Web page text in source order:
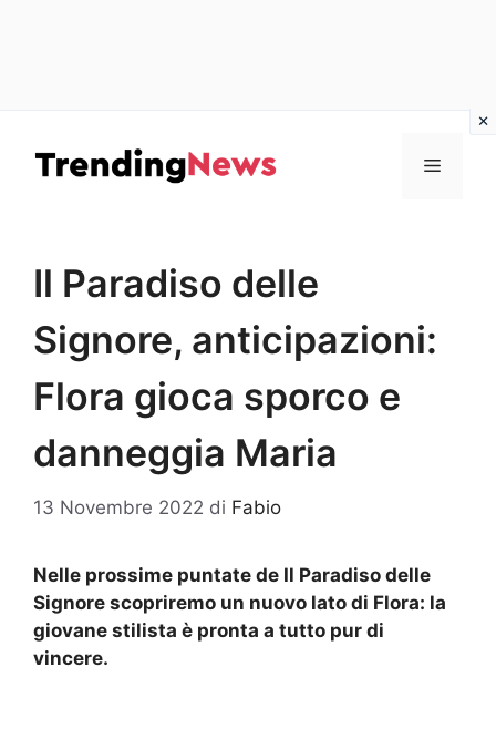
contenuto
Menu
Il Paradiso delle
Signore, anticipazioni:
Flora gioca sporco e
danneggia Maria
13 Novembre 2022 di Fabio
Nelle prossime puntate de Il Paradiso delle
Signore scopriremo un nuovo lato di Flora: la
giovane stilista è pronta a tutto pur di
vincere.